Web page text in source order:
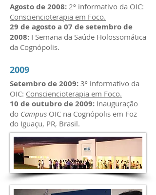
Agosto de 2008: 2º informativo da OIC:
Consciencioterapia em Foco.
29 de agosto a 07 de setembro de
2008: I Semana da Saúde Holossomática
da Cognópolis.
2009
Setembro de 2009: 3º informativo da
OIC: Consciencioterapia em Foco.
10 de outubro de 2009: Inauguração
do Campus OIC na Cognópolis em Foz
do Iguaçu, PR, Brasil.